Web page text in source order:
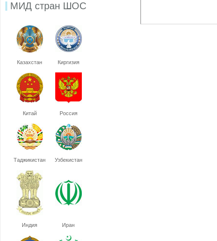
МИД стран ШОС
Казахстан Киргизия
Китай Россия
Таджикистан Узбекистан
Индия Иран